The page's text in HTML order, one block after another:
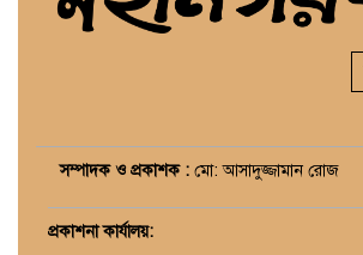
সম্পাদক ও প্রকাশক : মো: আসাদুজ্জামান রোজ
প্রকাশনা কার্যালয়: